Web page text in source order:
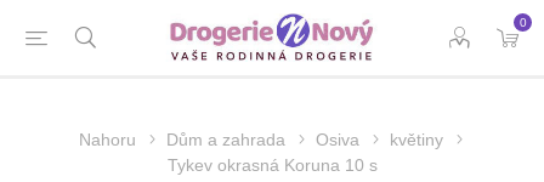
0
Nahoru Dům a zahrada Osiva
květiny
Tykev okrasná Koruna 10 s